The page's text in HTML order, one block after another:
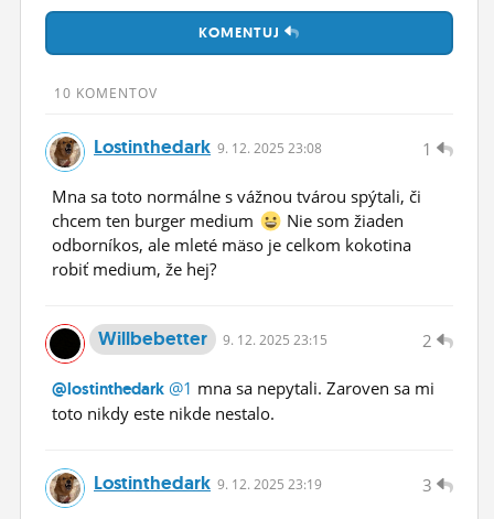
KOMENTUJ
10 KOMENTOV
1
Lostinthedark 9. 12. 2025 23:08
Mna sa toto normálne s vážnou tvárou spýtali, či
chcem ten burger medium
Nie som žiaden
odborníkos, ale mleté mäso je celkom kokotina
robiť medium, že hej?
2
Willbebetter 9. 12. 2025 23:15
@lostinthedark @1 mna sa nepytali. Zaroven sa mi
toto nikdy este nikde nestalo.
3
Lostinthedark 9. 12. 2025 23:19